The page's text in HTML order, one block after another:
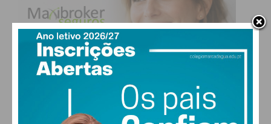
condições